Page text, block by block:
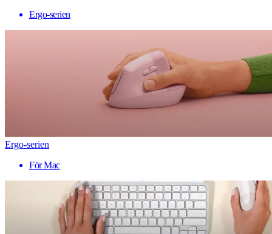
Ergo-serien
Ergo-serien
För Mac